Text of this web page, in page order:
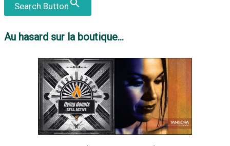
Search Button
Au hasard sur la boutique...